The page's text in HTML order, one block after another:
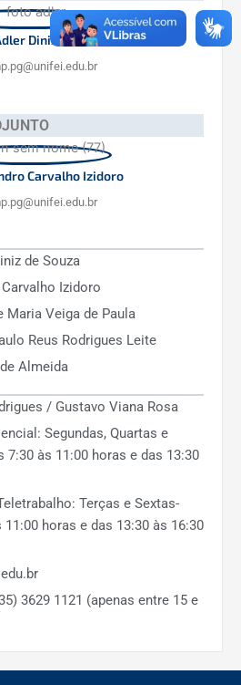
Diniz de Souza
Carvalho Izidoro
de Souza
Izidoro
Veiga de Paula
Reus Rodrigues Leite
Almeida
/ Gustavo Viana Rosa
Segundas, Quartas e
7:30 às 11:00 horas e das 13:30
Terças e Sextas-
11:00 horas e das 13:30 às 16:30
3629 1121 (apenas entre 15 e